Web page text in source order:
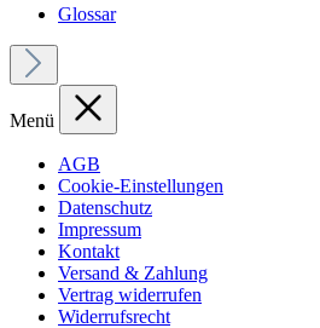
Glossar
Menü
AGB
Cookie-Einstellungen
Datenschutz
Impressum
Kontakt
Versand & Zahlung
Vertrag widerrufen
Widerrufsrecht